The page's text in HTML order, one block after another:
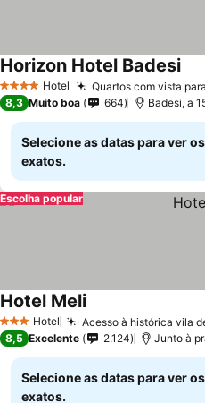
4 EstrelasHotel Quartos com vista
Horizon Hotel BadesiVer
8,3 Muito boa 664 Badesi, a
Selecione as datas para ver
exatos.
Escolha popular
3 EstrelasHotel Acesso à histórica vila
Hotel MeliVer preços
8,5 Excelente 2.124 Junto à
Selecione as datas para ver
exatos.